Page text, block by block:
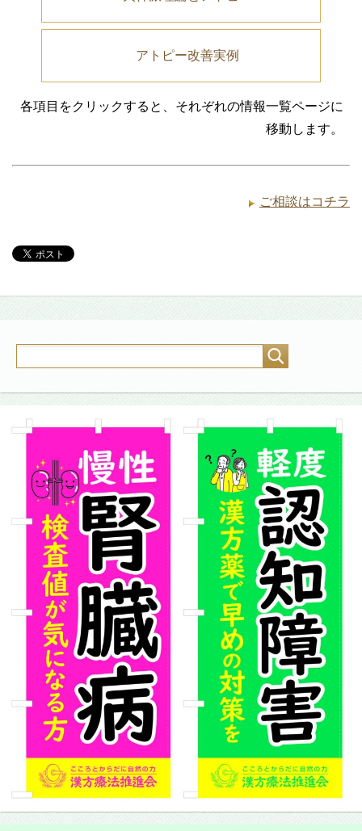
アトピー改善実例
各項目をクリックすると、それぞれの情報一覧ページに
移動します。
ご相談はコチラ